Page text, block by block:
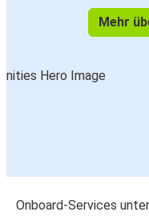
Mehr
Onboard-Services